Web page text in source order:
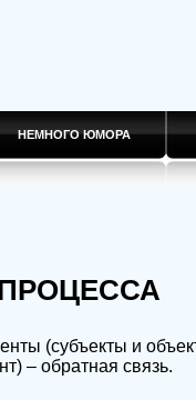
ЮМОРА
(субъекты и
– обратная связь.